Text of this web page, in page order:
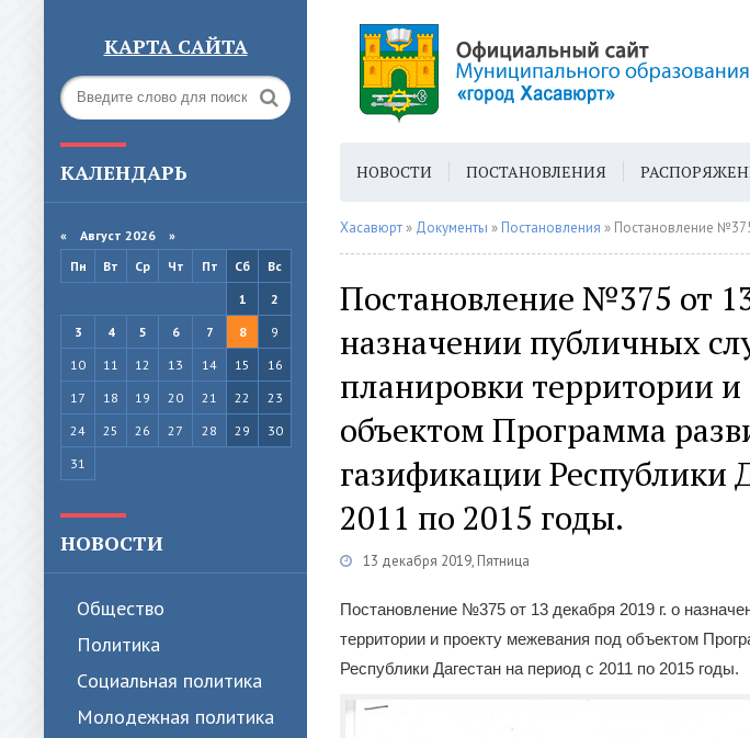
КАРТА САЙТА
КАЛЕНДАРЬ
« Август 2026 »
Пн
Вт Ср Чт Пт Сб
Вс
1
2
3
4 5 6 7 8
9
10
11 12 13 14 15
16
17
18 19 20 21 22
23
24
25 26 27 28 29
30
31
НОВОСТИ
Общество
Политика
Cоциальная политика
Молодежная политика
НОВОСТИ ПОСТАНОВЛЕНИЯ
ГОРОДСКАЯ СРЕДА ГЕН. ПЛАН
Хасавюрт » Документы » Постановления » Постановление №375 от 13 декабря 2019 г. о назначении публичных
Постановление №375 от
назначении публичных
планировки территории
объектом Программа
газификации Республики
2011 по 2015 годы.
13 декабря 2019, Пятница
Постановление №375 от 13 декабря 2019 г. о
территории и проекту межевания под объектом
Республики Дагестан на период с 2011 по 2015 годы.